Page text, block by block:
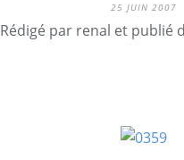
25 JUIN 2007
Rédigé par renal et publié